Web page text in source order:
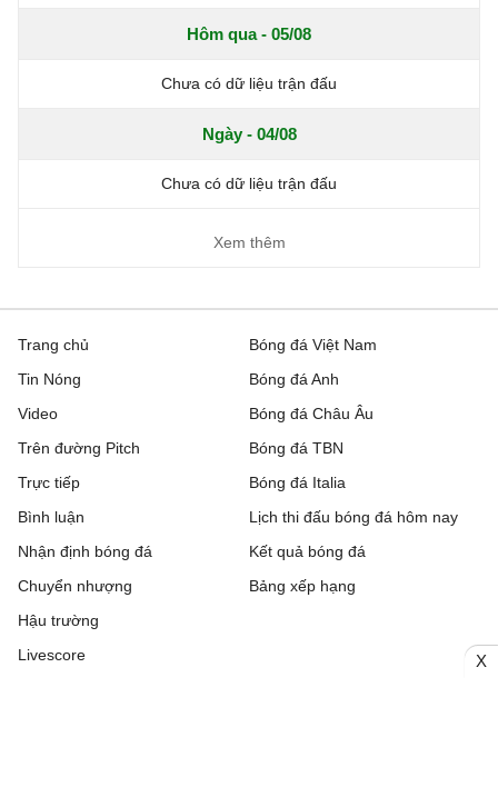
Hôm qua - 05/08
Chưa có dữ liệu trận đấu
Ngày - 04/08
Chưa có dữ liệu trận đấu
Xem thêm
Trang chủ
Tin Nóng
Video
Trên đường Pitch
Trực tiếp
Bóng đá Việt Nam
Bóng đá Anh
Bóng đá Châu Âu
Bóng đá TBN
Bóng đá Italia
Bình luận
Nhận định bóng đá
Chuyển nhượng
Hậu trường
Livescore
Lịch thi đấu bóng đá hôm nay
Kết quả bóng đá
Bảng xếp hạng
X